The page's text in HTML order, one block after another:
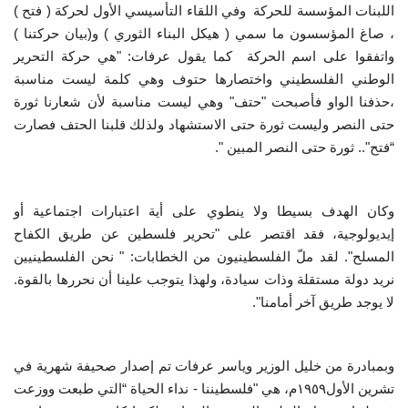
اللبنات المؤسسة للحركة وفي اللقاء التأسيسي الأول لحركة ( فتح )
، صاغ المؤسسون ما سمي ( هيكل البناء الثوري ) و(بيان حركتنا )
واتفقوا على اسم الحركة كما يقول عرفات: "هي حركة التحرير
الوطني الفلسطيني واختصارها حتوف وهي كلمة ليست مناسبة
،حذفنا الواو فأصبحت "حتف" وهي ليست مناسبة لأن شعارنا ثورة
حتى النصر وليست ثورة حتى الاستشهاد ولذلك قلبنا الحتف فصارت
“فتح".. ثورة حتى النصر المبين ".
وكان الهدف بسيطا ولا ينطوي على أية اعتبارات اجتماعية أو
إيديولوجية، فقد اقتصر على "تحرير فلسطين عن طريق الكفاح
المسلح". لقد ملّ الفلسطينيون من الخطابات: " نحن الفلسطينيين
نريد دولة مستقلة وذات سيادة، ولهذا يتوجب علينا أن نحررها بالقوة.
لا يوجد طريق آخر أمامنا".
وبمبادرة من خليل الوزير وياسر عرفات تم إصدار صحيفة شهرية في
تشرين الأول١٩٥٩م، هي "فلسطيننا - نداء الحياة “التي طبعت ووزعت